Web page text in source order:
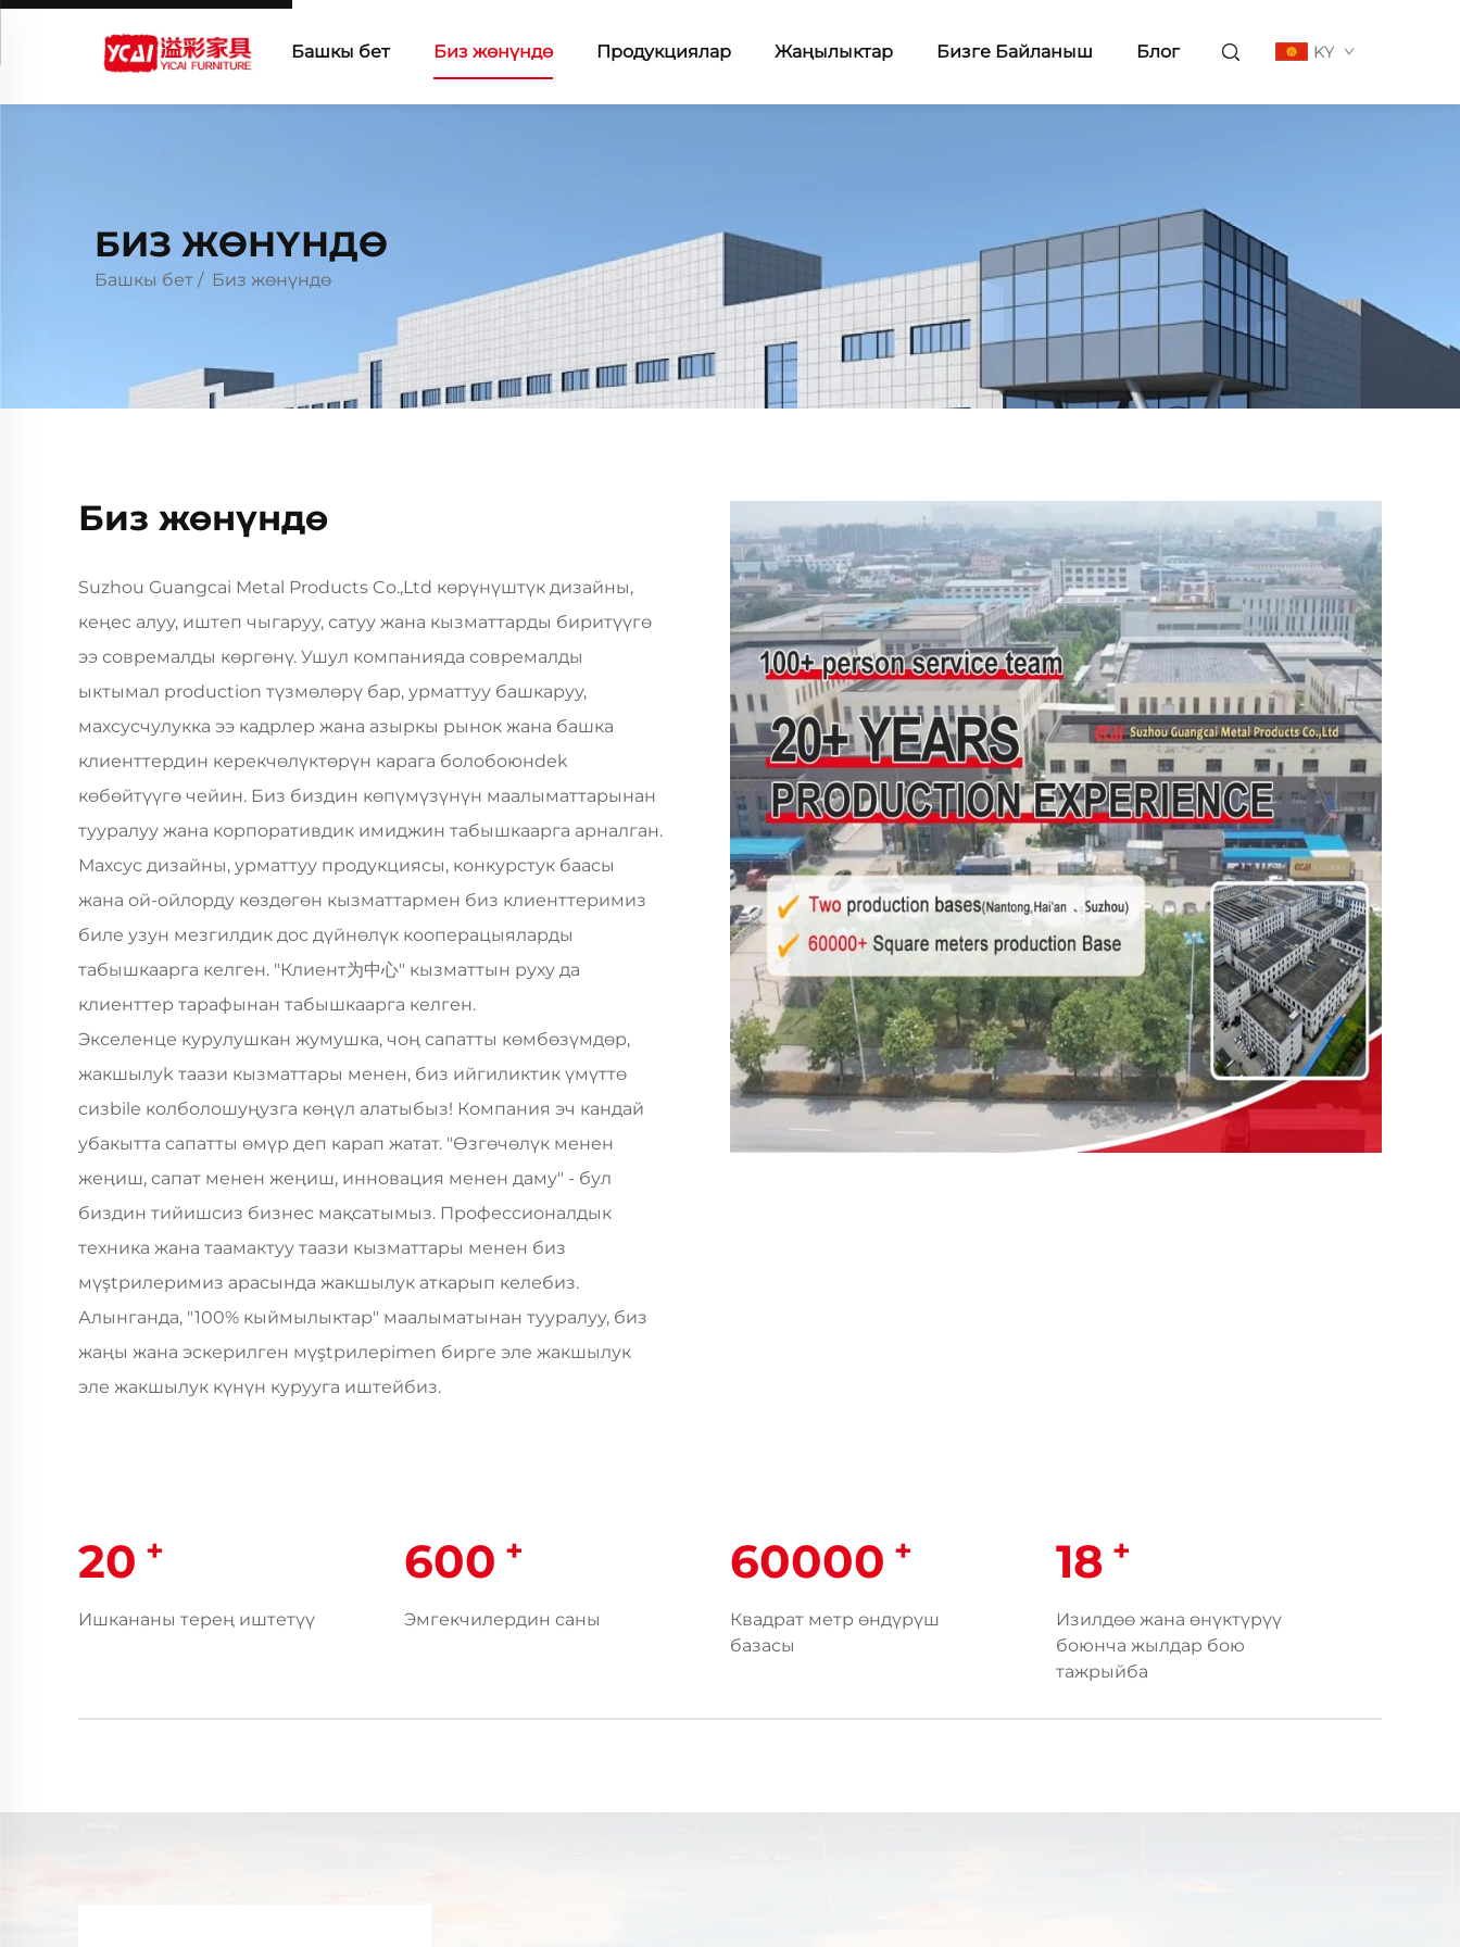
Башкы бет Биз жөнүндө Продукциялар Жаңылыктар Бизге Байланыш Блог KY
БИЗ ЖӨНҮНДӨ
Башкы бет / Биз жөнүндө
Биз жөнүндө
Suzhou Guangcai Metal Products Co.,Ltd көрүнүштүк дизайны,
кеңес алуу, иштеп чыгаруу, сатуу жана кызматтарды биритүүгө
ээ совремалды көргөнү. Ушул компанияда совремалды
ыктымал production түзмөлөрү бар, урматтуу башкаруу,
махсусчулукка ээ кадрлер жана азыркы рынок жана башка
клиенттердин керекчөлүктөрүн карага болобоюнdek
көбөйтүүгө чейин. Биз биздин көпүмүзүнүн маалыматтарынан
тууралуу жана корпоративдик имиджин табышкаарга арналган.
Махсус дизайны, урматтуу продукциясы, конкурстук баасы
жана ой-ойлорду көздөгөн кызматтармен биз клиенттеримиз
биле узун мезгилдик дос дүйнөлүк кооперацыяларды
табышкаарга келген. "Клиент为中心" кызматтын руху да
клиенттер тарафынан табышкаарга келген.
Экселенце курулушкан жумушка, чоң сапатты көмбөзүмдөр,
жакшылyk таази кызматтары менен, биз ийгиликтик үмүттө
сизbilе колболошуңузга көңүл алатыбыз! Компания эч кандай
убакытта сапатты өмүр деп карап жатат. "Өзгөчөлүк менен
жеңиш, сапат менен жеңиш, инновация менен даму" - бул
биздин тийишсиз бизнес мақсатымыз. Профессионалдык
техника жана таамактуу таази кызматтары менен биз
мүştрилеримиз арасында жакшылук аткарып келебиз.
Алынганда, "100% кыймылыктар" маалыматынан тууралуу, биз
жаңы жана эскерилген мүştрилерimen бирге эле жакшылук
эле жакшылук күнүн курууга иштейбиз.
20 +
Ишкананы терең иштетүү
600 +
Эмгекчилердин саны
60000 +
Квадрат метр өндүрүш
базасы
18 +
Изилдөө жана өнүктүрүү
боюнча жылдар бою
тажрыйба